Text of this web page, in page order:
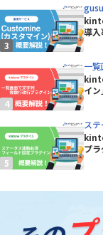
導
一
イ
ス
プ